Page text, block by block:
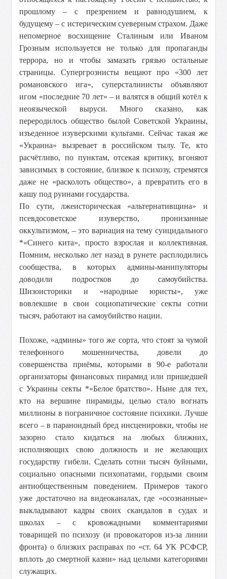
прошлому – с презрением и равнодушием, к
будущему – с истерическим суеверным страхом. Даже
непомерное восхищение Сталиным или Иваном
Грозным используется не только для пропаганды
террора, но и чтобы замазать грязью остальные
страницы. Супергрознисты вещают про «300 лет
романовского ига», суперсталинисты объявляют
игом «последние 70 лет» – и валятся в общий котёл к
неоязыческой выруси. Много сказано, как
переродилось общество былой Советской Украины,
изъеденное изуверскими культами. Сейчас такая же
«Украина» вызревает в российском тылу. Те, кто
расчётливо, по пунктам, отсекая критику, вгоняют
зависимых в состояние, близкое к психозу, стремятся
даже не «расколоть общество», а превратить его в
кашу под руинами государства.
По сути, лжеисторическая «альтернативщина» и
псевдосоветское изуверство, пронизанные
оккультизмом, – это вариация на тему суицидального
*«Синего кита», просто взрослая и коллективная.
Помним, несколько лет назад в рунете расплодились
сообщества, в которых админы-манипуляторы
доводили подростков до самоубийства.
Шизоисторики и «народные юристы», уже
вовлекшие в свои социопатические секты сотни
тысяч, работают на самоубийство нации.
Похоже, «админы» того же сорта, что стоят за чумой
телефонного мошенничества, довели до
совершенства приёмы, которыми в 90-е работали
организаторы финансовых пирамид или пришедшей
с Украины секты *«Белое братство». Ныне для тех,
кто на вершине пирамиды, целью стало вогнать
миллионы в пограничное состояние психики. Лучше
всего – в параноидный бред инсценировки, чтобы не
зазорно стало кидаться на любых ближних,
исполняющих свою должность и не желающих
государству гибели. Сделать сотни тысяч буйными,
социально опасными психопатами, гордыми своим
антиобщественным поведением. Примеров такого
уже достаточно на видеоканалах, где «осознанные»
выкладывают кадры своих скандалов в судах и
школах – с кровожадными комментариями
товарищей по психозу (и провокаторов из-за линии
фронта) о близких расправах по «ст. 64 УК РСФСР,
вплоть до смертной казни» над целыми категориями
служащих.